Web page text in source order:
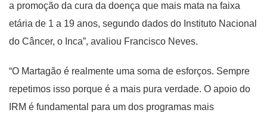
a promoção da cura da doença que mais mata na faixa
etária de 1 a 19 anos, segundo dados do Instituto Nacional
do Câncer, o Inca”, avaliou Francisco Neves.
“O Martagão é realmente uma soma de esforços. Sempre
repetimos isso porque é a mais pura verdade. O apoio do
IRM é fundamental para um dos programas mais